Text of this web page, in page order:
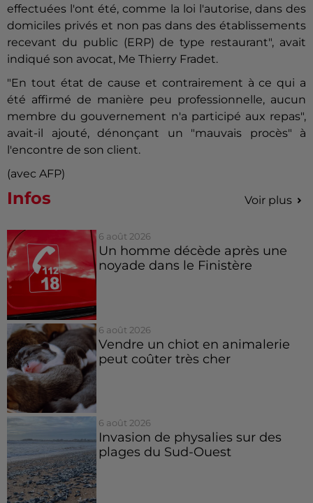
effectuées l'ont été, comme la loi l'autorise, dans des
domiciles privés et non pas dans des établissements
recevant du public (ERP) de type restaurant", avait
indiqué son avocat, Me Thierry Fradet.
"En tout état de cause et contrairement à ce qui a
été affirmé de manière peu professionnelle, aucun
membre du gouvernement n'a participé aux repas",
avait-il ajouté, dénonçant un "mauvais procès" à
l'encontre de son client.
(avec AFP)
Infos Voir plus
6 août 2026
Un homme décède après une
noyade dans le Finistère
6 août 2026
Vendre un chiot en animalerie
peut coûter très cher
6 août 2026
Invasion de physalies sur des
plages du Sud-Ouest